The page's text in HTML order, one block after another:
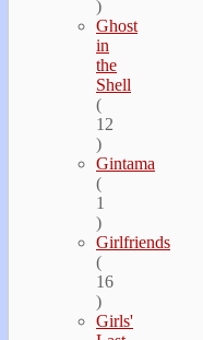
)
Ghost
in
the
Shell
(
12
)
Gintama
(
1
)
Girlfriends
(
16
)
Girls'